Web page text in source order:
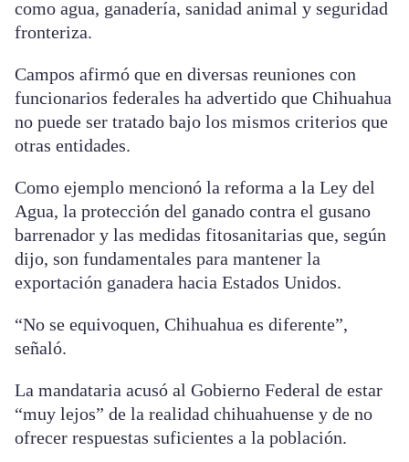
como agua, ganadería, sanidad animal y seguridad
fronteriza.
Campos afirmó que en diversas reuniones con
funcionarios federales ha advertido que Chihuahua
no puede ser tratado bajo los mismos criterios que
otras entidades.
Como ejemplo mencionó la reforma a la Ley del
Agua, la protección del ganado contra el gusano
barrenador y las medidas fitosanitarias que, según
dijo, son fundamentales para mantener la
exportación ganadera hacia Estados Unidos.
“No se equivoquen, Chihuahua es diferente”,
señaló.
La mandataria acusó al Gobierno Federal de estar
“muy lejos” de la realidad chihuahuense y de no
ofrecer respuestas suficientes a la población.